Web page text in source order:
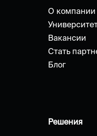
О компании
Вакансии
Стать
Блог
Решения